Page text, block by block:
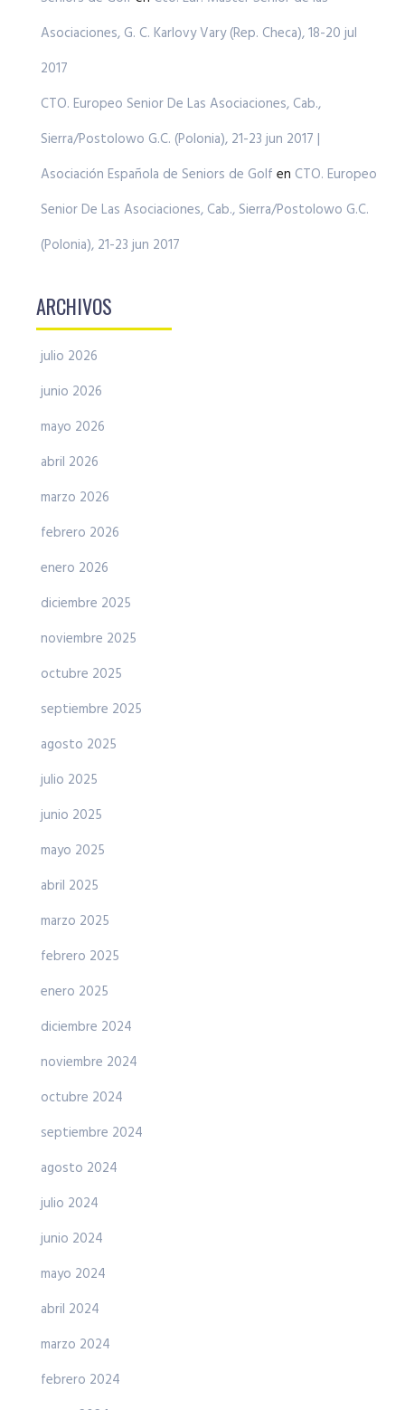
Asociaciones, G. C. Karlovy Vary (Rep. Checa), 18-20 jul
2017
CTO. Europeo Senior De Las Asociaciones, Cab.,
Sierra/Postolowo G.C. (Polonia), 21-23 jun 2017 |
Asociación Española de Seniors de Golf en CTO. Europeo
Senior De Las Asociaciones, Cab., Sierra/Postolowo G.C.
(Polonia), 21-23 jun 2017
ARCHIVOS
julio 2026
junio 2026
mayo 2026
abril 2026
marzo 2026
febrero 2026
enero 2026
diciembre 2025
noviembre 2025
octubre 2025
septiembre 2025
agosto 2025
julio 2025
junio 2025
mayo 2025
abril 2025
marzo 2025
febrero 2025
enero 2025
diciembre 2024
noviembre 2024
octubre 2024
septiembre 2024
agosto 2024
julio 2024
junio 2024
mayo 2024
abril 2024
marzo 2024
febrero 2024